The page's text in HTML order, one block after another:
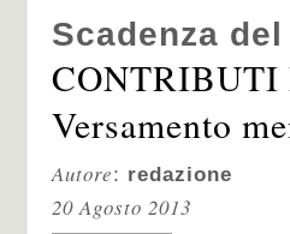
Scadenza
CONTRIBUTI
Versamento
Autore: redazione
20 Agosto 2013